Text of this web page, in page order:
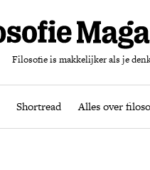
Filosofie is makkelijker als je
Shortread Alles over
Leren Filosoferen